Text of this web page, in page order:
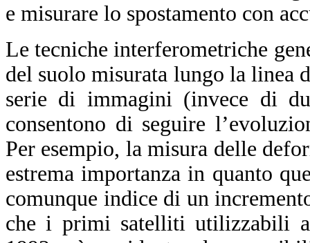
e misurare lo spostamento con
Le tecniche interferometriche
del suolo misurata lungo la linea
serie di immagini (invece di
consentono di seguire
Per esempio, la misura delle
estrema importanza in quanto
comunque indice di un
che i primi satelliti utilizzabili